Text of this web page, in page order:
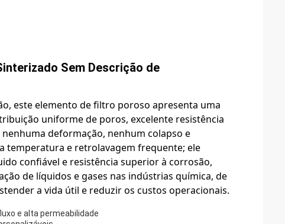
Sem Descrição de
este elemento de filtro poroso apresenta uma
uniforme de poros, excelente resistência
deformação, nenhum colapso e
temperatura e retrolavagem frequente; ele
confiável e resistência superior à corrosão,
de líquidos e gases nas indústrias química, de
a vida útil e reduzir os custos operacionais.
e alta permeabilidade